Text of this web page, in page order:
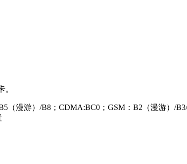
。
（漫游）/B8；CDMA:BC0；GSM：B2（漫游）/